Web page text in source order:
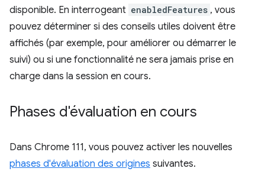
disponible. En interrogeant enabledFeatures , vous
pouvez déterminer si des conseils utiles doivent être
affichés (par exemple, pour améliorer ou démarrer le
suivi) ou si une fonctionnalité ne sera jamais prise en
charge dans la session en cours.
Phases d'évaluation en cours
Dans Chrome 111, vous pouvez activer les nouvelles
phases d'évaluation des origines suivantes.